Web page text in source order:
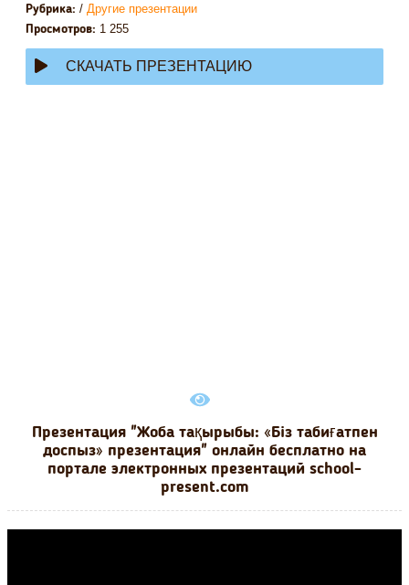
Рубрика: / Другие презентации
Просмотров: 1 255
СКАЧАТЬ ПРЕЗЕНТАЦИЮ
Презентация "Жоба тақырыбы: «Біз табиғатпен
доспыз» презентация" онлайн бесплатно на
портале электронных презентаций school-
present.com